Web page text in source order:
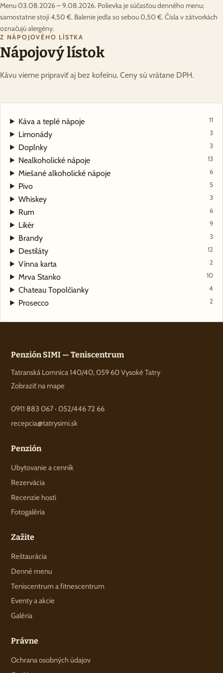
Menu 03.08.2026 – 9.08.2026. Polievka je súčasťou denného menu;
samostatne stojí 4,50 €. Balenie jedla so sebou 0,50 €. Čísla v zátvorkách
označujú alergény.
Z NÁPOJOVÉHO LÍSTKA
Nápojový lístok
Kávu vieme pripraviť aj bez kofeínu. Ceny sú vrátane DPH.
Káva a teplé nápoje 11
Limonády 3
Doplnky 3
Nealkoholické nápoje 13
Miešané alkoholické nápoje 6
Pivo 5
Whiskey 3
Rum 6
Likér 9
Brandy 3
Destiláty 12
Vínna karta 2
Mrva Stanko 10
Chateau Topolčianky 4
Prosecco 2
Penzión SIMI — Teniscentrum
Tatranská Lomnica 140/40, 059 60 Vysoké Tatry
Zobraziť na mape
0911 883 067 ·052/446 72 66
recepcia@tatrysimi.sk
Penzión
Ubytovanie a cenník
Rezervácia
Recenzie hostí
Fotogaléria
Zažite
Reštaurácia
Denné menu
Teniscentrum a fitnescentrum
Eventy a akcie
Galéria
Právne
Ochrana osobných údajov